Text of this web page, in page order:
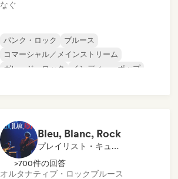
なぐ
パンク・ロック
ブルース
コマーシャル／メインストリーム
ガレージ・ロック
インディー・ポップ
Bleu, Blanc, Rock
プレイリスト・キュレーター
>700件の回答
オルタナティブ・ロックブルース